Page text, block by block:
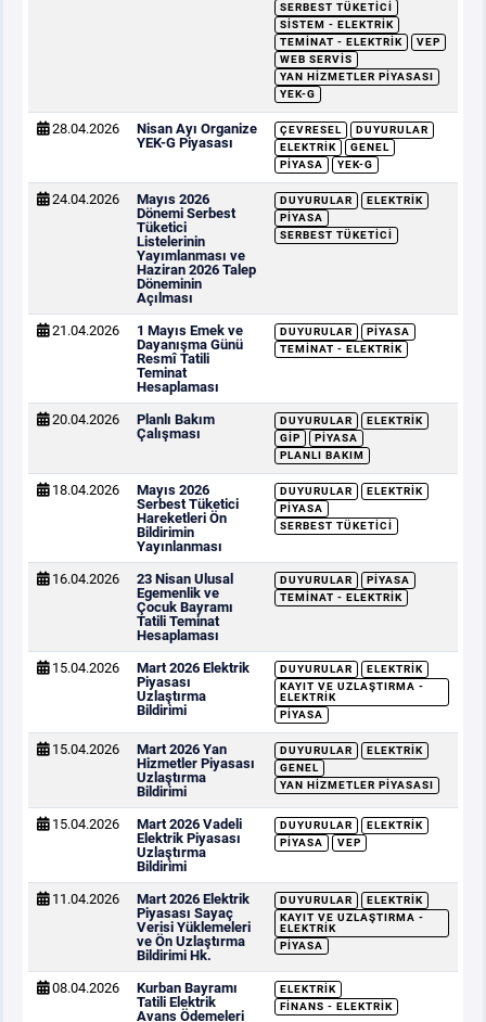
SERBEST TÜKETICI
SISTEM - ELEKTRIK
TEMINAT - ELEKTRIK
VEP
WEB SERVIS
YAN HIZMETLER PIYASASI
YEK-G
28.04.2026
Nisan Ayı Organize
YEK-G Piyasası
ÇEVRESEL
DUYURULAR
ELEKTRIK
GENEL
PIYASA
YEK-G
24.04.2026
Mayıs 2026
Dönemi Serbest
Tüketici
Listelerinin
Yayımlanması ve
Haziran 2026 Talep
Döneminin
Açılması
DUYURULAR
ELEKTRIK
PIYASA
SERBEST TÜKETICI
21.04.2026
1 Mayıs Emek ve
Dayanışma Günü
Resmî Tatili
Teminat
Hesaplaması
DUYURULAR
PIYASA
TEMINAT - ELEKTRIK
20.04.2026
Planlı Bakım
Çalışması
DUYURULAR
ELEKTRIK
GİP
PIYASA
PLANLI BAKIM
18.04.2026
Mayıs 2026
Serbest Tüketici
Hareketleri Ön
Bildirimin
Yayınlanması
DUYURULAR
ELEKTRIK
PIYASA
SERBEST TÜKETICI
16.04.2026
23 Nisan Ulusal
Egemenlik ve
Çocuk Bayramı
Tatili Teminat
Hesaplaması
DUYURULAR
PIYASA
TEMINAT - ELEKTRIK
15.04.2026
Mart 2026 Elektrik
Piyasası
Uzlaştırma
Bildirimi
DUYURULAR
ELEKTRIK
KAYIT VE UZLAŞTIRMA -
ELEKTRIK
PIYASA
15.04.2026
Mart 2026 Yan
Hizmetler Piyasası
Uzlaştırma
Bildirimi
DUYURULAR
ELEKTRIK
GENEL
YAN HIZMETLER PIYASASI
15.04.2026
Mart 2026 Vadeli
Elektrik Piyasası
Uzlaştırma
Bildirimi
DUYURULAR
ELEKTRIK
PIYASA
VEP
11.04.2026
Mart 2026 Elektrik
Piyasası Sayaç
Verisi Yüklemeleri
ve Ön Uzlaştırma
Bildirimi Hk.
DUYURULAR
ELEKTRIK
KAYIT VE UZLAŞTIRMA -
ELEKTRIK
PIYASA
08.04.2026
Kurban Bayramı
Tatili Elektrik
Avans Ödemeleri
ELEKTRIK
FINANS - ELEKTRIK